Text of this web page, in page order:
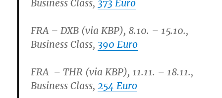
Business Class, 373 Euro
FRA – DXB (via KBP), 8.10. – 15.10.,
Business Class, 390 Euro
FRA – THR (via KBP), 11.11. – 18.11.,
Business Class,254 Euro